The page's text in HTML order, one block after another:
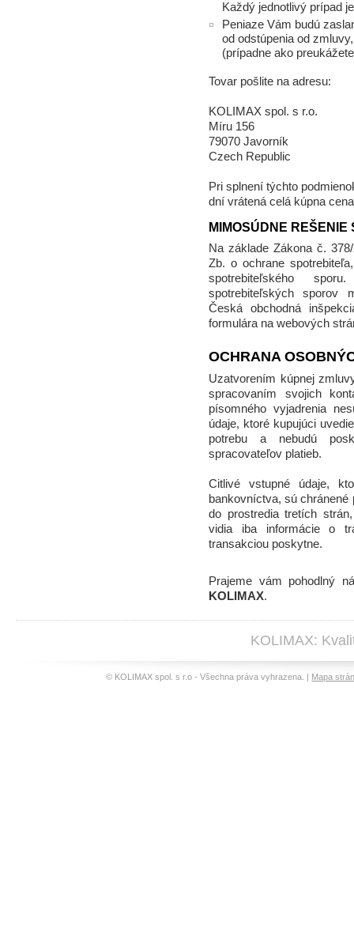
Každý jednotlivý prípad
Peniaze Vám budú
od odstúpenia od
(prípadne ako
Tovar pošlite na adresu:
KOLIMAX spol. s r.o.
Míru 156
79070 Javorník
Czech Republic
Pri splnení týchto
dní vrátená celá kúpna
MIMOSÚDNE REŠENIE
Na základe Zákona č.
Zb. o ochrane
spotrebiteľského
spotrebiteľských sporov
Česká obchodná
formulára na webových
OCHRANA
Uzatvorením kúpnej
spracovaním svojich
písomného vyjadrenia
údaje, ktoré kupujúci
potrebu a nebudú
spracovateľov platieb.
Citlivé vstupné údaje,
bankovníctva, sú
do prostredia tretích
vidia iba informácie o
transakciou poskytne.
Prajeme vám pohodlný
KOLIMAX.
KOLIMAX:
© KOLIMAX spol. s r.o - Všechna práva vyhrazena. | Mapa